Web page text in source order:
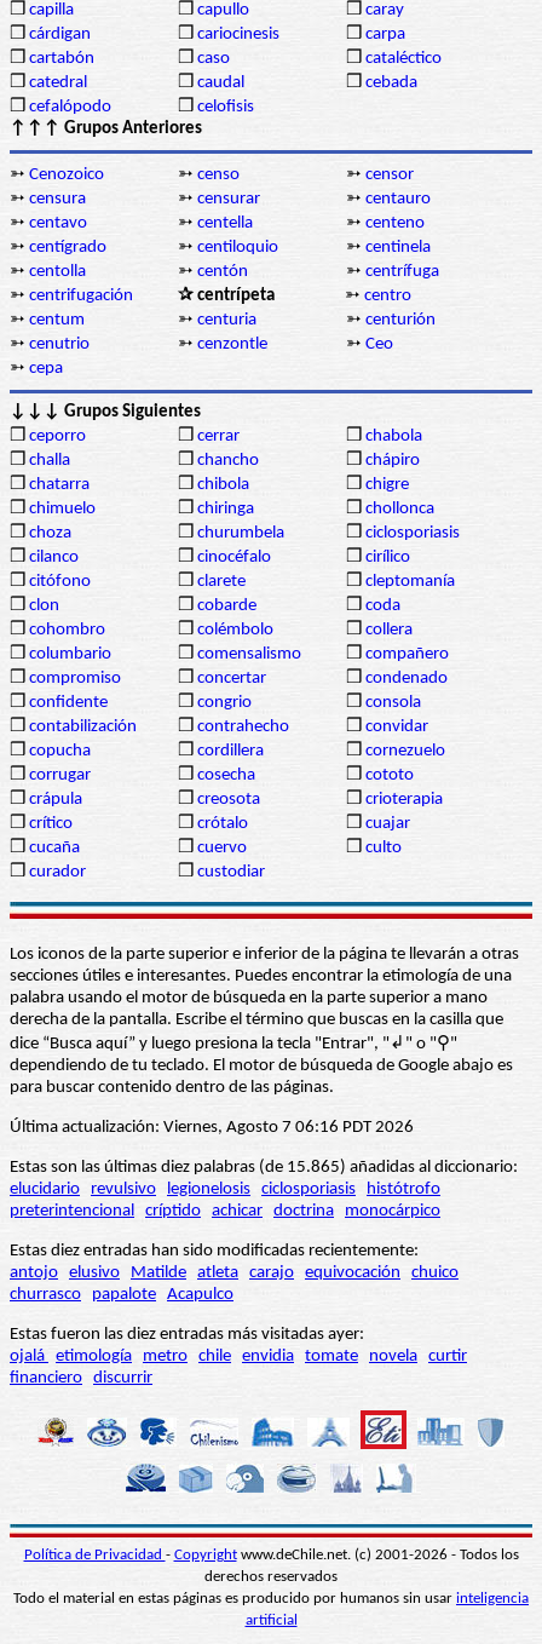
❒ capilla ❒ capullo ❒ caray
❒ cárdigan ❒ cariocinesis ❒ carpa
❒ cartabón ❒ caso ❒ cataléctico
❒ catedral ❒ caudal ❒ cebada
❒ cefalópodo ❒ celofisis
↑↑↑ Grupos Anteriores
➳ Cenozoico ➳ censo ➳ censor
➳ censura ➳ censurar ➳ centauro
➳ centavo ➳ centella ➳ centeno
➳ centígrado ➳ centiloquio ➳ centinela
➳ centolla ➳ centón ➳ centrífuga
➳ centrifugación ✰ centrípeta ➳ centro
➳ centum ➳ centuria ➳ centurión
➳ cenutrio ➳ cenzontle ➳ Ceo
➳ cepa
↓↓↓ Grupos Siguientes
❒ ceporro ❒ cerrar ❒ chabola
❒ challa ❒ chancho ❒ chápiro
❒ chatarra ❒ chibola ❒ chigre
❒ chimuelo ❒ chiringa ❒ chollonca
❒ choza ❒ churumbela ❒ ciclosporiasis
❒ cilanco ❒ cinocéfalo ❒ cirílico
❒ citófono ❒ clarete ❒ cleptomanía
❒ clon ❒ cobarde ❒ coda
❒ cohombro ❒ colémbolo ❒ collera
❒ columbario ❒ comensalismo ❒ compañero
❒ compromiso ❒ concertar ❒ condenado
❒ confidente ❒ congrio ❒ consola
❒ contabilización ❒ contrahecho ❒ convidar
❒ copucha ❒ cordillera ❒ cornezuelo
❒ corrugar ❒ cosecha ❒ cototo
❒ crápula ❒ creosota ❒ crioterapia
❒ crítico ❒ crótalo ❒ cuajar
❒ cucaña ❒ cuervo ❒ culto
❒ curador ❒ custodiar
Los iconos de la parte superior e inferior de la página te llevarán a otras
secciones útiles e interesantes. Puedes encontrar la etimología de una
palabra usando el motor de búsqueda en la parte superior a mano
derecha de la pantalla. Escribe el término que buscas en la casilla que
dice “Busca aquí” y luego presiona la tecla "Entrar", "↲" o "⚲"
dependiendo de tu teclado. El motor de búsqueda de Google abajo es
para buscar contenido dentro de las páginas.
Última actualización: Viernes, Agosto 7 06:16 PDT 2026
Estas son las últimas diez palabras (de 15.865) añadidas al diccionario:
elucidario
revulsivo legionelosis ciclosporiasis
histótrofo
preterintencional críptido achicar doctrina monocárpico
Estas diez entradas han sido modificadas recientemente:
antojo elusivo Matilde atleta carajo equivocación
chuico
churrasco
papalote Acapulco
Estas fueron las diez entradas más visitadas ayer:
ojalá etimología metro chile envidia tomate novela curtir
financiero discurrir
Política de Privacidad - Copyrightwww.deChile.net. (c) 2001-2026 - Todos los
derechos reservados
Todo el material en estas páginas es producido por humanos sin usar inteligencia
artificial